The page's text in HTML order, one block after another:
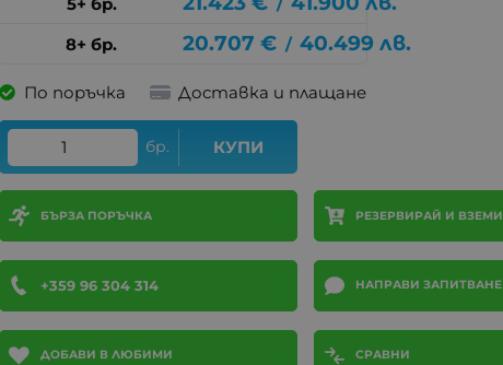
/
8+ бр. 20.707 € / 40.499 лв.
По поръчка Доставка и плащане
бр. КУПИ
БЪРЗА ПОРЪЧКА РЕЗЕРВИРАЙ И ВЗЕМИ
+359 96 304 314 НАПРАВИ ЗАПИТВАНЕ
ДОБАВИ В ЛЮБИМИ СРАВНИ